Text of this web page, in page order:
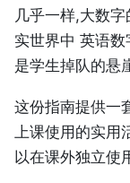
几乎一样,大数
实世界中 英语
是学生掉队的悬
这份指南提供一
上课使用的实用
以在课外独立使